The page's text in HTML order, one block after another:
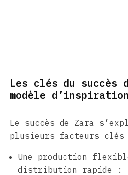
Les clés du succès
modèle d’inspiration
Le succès de Zara
plusieurs facteurs clés
Une production
distribution rapide :